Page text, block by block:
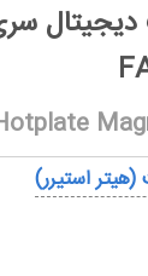
استیرر)